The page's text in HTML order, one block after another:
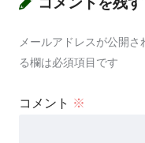
メールアドレスが公開さ
る欄は必須項目です
コメント ※